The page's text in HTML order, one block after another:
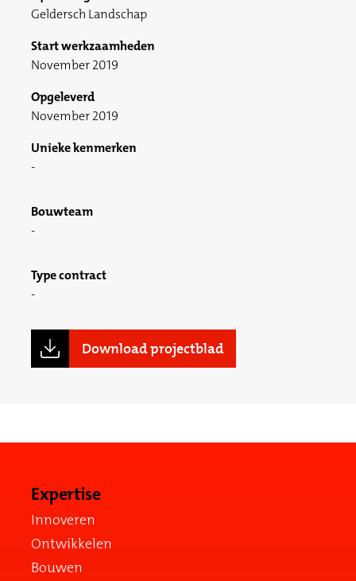
Geldersch Landschap
Start werkzaamheden
November 2019
Opgeleverd
November 2019
Unieke kenmerken
Bouwteam
Type contract
Download projectblad
Expertise
Innoveren
Ontwikkelen
Bouwen